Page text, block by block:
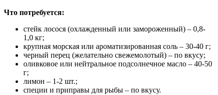
Что потребуется:
стейк лосося (охлажденный или замороженный) – 0,8-
1,0 кг;
крупная морская или ароматизированная соль – 30-40 г;
черный перец (желательно свежемолотый) – по вкусу;
оливковое или нейтральное подсолнечное масло – 40-50
г;
лимон – 1-2 шт.;
специи и приправы для рыбы – по вкусу.